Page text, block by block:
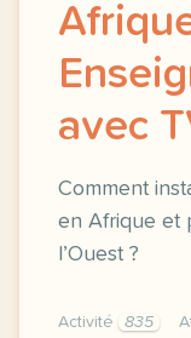
avec
Comment
en Afrique et
l’Ouest ?
Activité 835